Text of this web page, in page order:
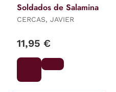
Soldados de Salamina
CERCAS, JAVIER
11,95 €